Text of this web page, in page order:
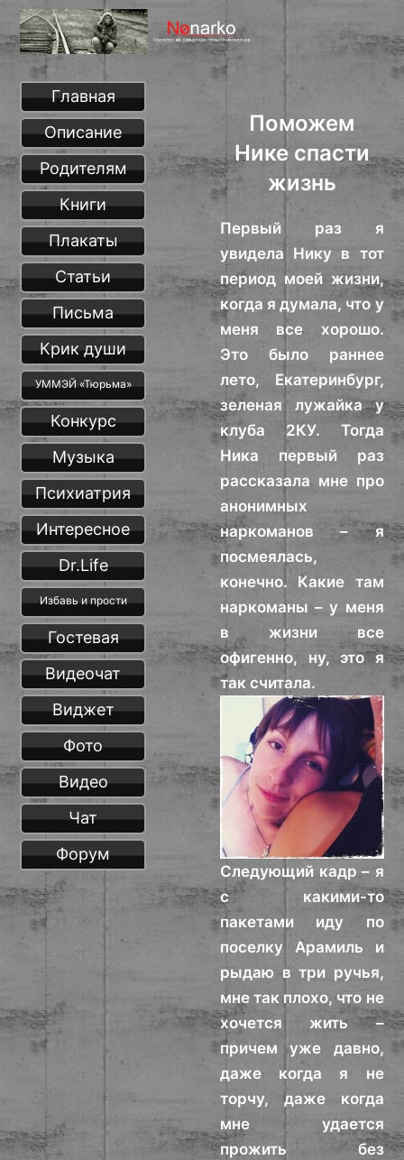
Поможем
Нике спасти
жизнь
Первый раз я
увидела Нику в тот
период моей жизни,
когда я думала, что у
меня все хорошо.
Это было раннее
лето, Екатеринбург,
зеленая лужайка у
клуба 2КУ. Тогда
Ника первый раз
рассказала мне про
анонимных
наркоманов – я
посмеялась,
конечно. Какие там
наркоманы – у меня
в жизни все
офигенно, ну, это я
так считала.
Следующий кадр – я
с какими-то
пакетами иду по
поселку Арамиль и
рыдаю в три ручья,
мне так плохо, что не
хочется жить –
причем уже давно,
даже когда я не
торчу, даже когда
мне удается
прожить без
Главная
Описание
Родителям
Книги
Плакаты
Статьи
Письма
Крик души
УММЭЙ «Тюрьма»
Конкурс
Музыка
Психиатрия
Интересное
Dr.Life
Избавь и прости
Гостевая
Видеочат
Виджет
Фото
Видео
Чат
Форум